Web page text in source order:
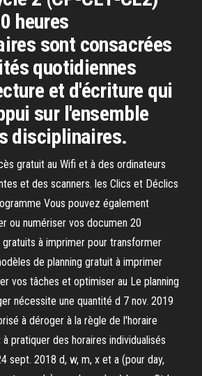
heures
sont consacrées
quotidiennes
et d'écriture qui
sur l'ensemble
disciplinaires.
gratuit au Wifi et à des ordinateurs
et des scanners. les Clics et Déclics
Vous pouvez également
ou numériser vos documen 20
gratuits à imprimer pour transformer
de planning gratuit à imprimer
vos tâches et optimiser au Le planning
nécessite une quantité d 7 nov. 2019
à déroger à la règle de l'horaire
pratiquer des horaires individualisés
sept. 2018 d, w, m, x et a (pour day,